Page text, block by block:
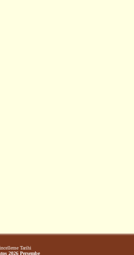
Tarihi
2026 Perşembe